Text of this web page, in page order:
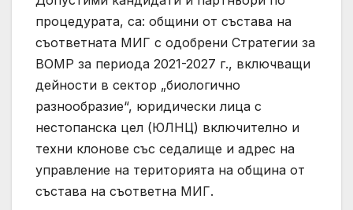
процедурата, са: общини от състава на
съответната МИГ с одобрени Стратегии за
ВОМР за периода 2021-2027 г., включващи
дейности в сектор „биологично
разнообразие“, юридически лица с
нестопанска цел (ЮЛНЦ) включително и
техни клонове със седалище и адрес на
управление на територията на община от
състава на съответна МИГ.